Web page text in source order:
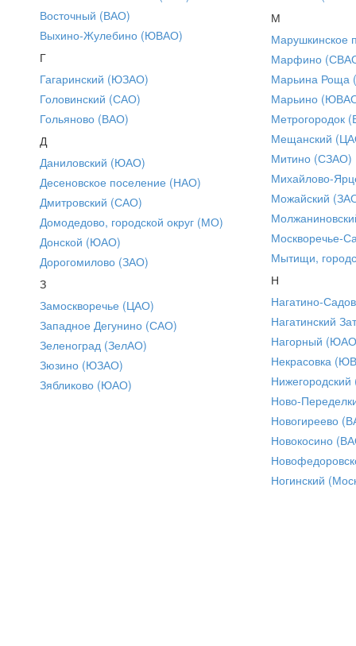
Восточный (ВАО)
Выхино-Жулебино (ЮВАО)
Г
Гагаринский (ЮЗАО)
Головинский (САО)
Гольяново (ВАО)
Д
Даниловский (ЮАО)
Десеновское поселение (НАО)
Дмитровский (САО)
Домодедово, городской округ (МО)
Донской (ЮАО)
Дорогомилово (ЗАО)
З
Замоскворечье (ЦАО)
Западное Дегунино (САО)
Зеленоград (ЗелАО)
Зюзино (ЮЗАО)
Зябликово (ЮАО)
М
Марушкинское
Марфино
Марьина Роща
Марьино
Метрогородок
Мещанский
Митино (СЗАО)
Михайлово-
Можайский
Москворечье-
Мытищи,
Н
Нагатино-
Нагатинский
Нагорный
Некрасовка
Ново-
Новогиреево
Новокосино
Ногинский